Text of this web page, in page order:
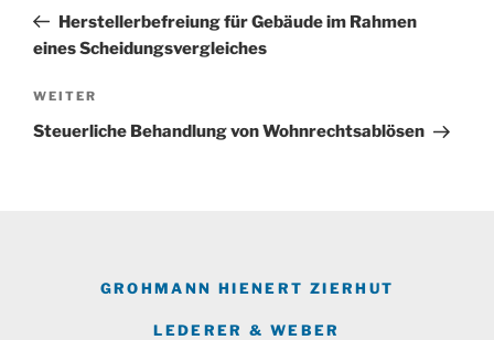
Beitrag
Herstellerbefreiung für Gebäude im Rahmen
eines Scheidungsvergleiches
Nächster
Beitrag
WEITER
Steuerliche Behandlung von Wohnrechtsablösen
GROHMANN HIENERT ZIERHUT
LEDERER & WEBER